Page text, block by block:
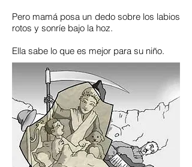
Pero mamá posa un dedo sobre los labios
rotos y sonríe bajo la hoz.
Ella sabe lo que es mejor para su niño.